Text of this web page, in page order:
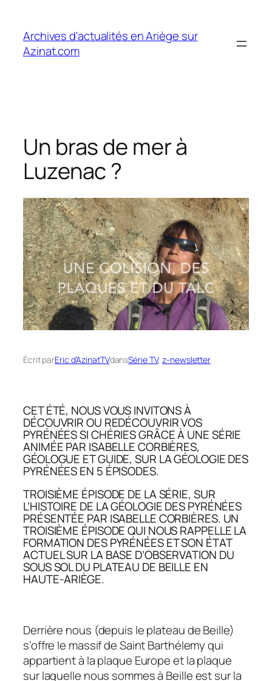
contenu
Archives d'actualités en Ariège sur
Azinat.com
Un bras de mer à
Luzenac ?
Écrit parEric d’AzinatTVdansSérie TV, z-newsletter
CET ÉTÉ, NOUS VOUS INVITONS À
DÉCOUVRIR OU REDÉCOUVRIR VOS
PYRÉNÉES SI CHÉRIES GRÂCE À UNE SÉRIE
ANIMÉE PAR ISABELLE CORBIÈRES,
GÉOLOGUE ET GUIDE, SUR LA GÉOLOGIE DES
PYRÉNÉES EN 5 ÉPISODES.
TROISIÈME ÉPISODE DE LA SÉRIE, SUR
L’HISTOIRE DE LA GÉOLOGIE DES PYRÉNÉES
PRÉSENTÉE PAR ISABELLE CORBIÈRES. UN
TROISIÈME ÉPISODE QUI NOUS RAPPELLE LA
FORMATION DES PYRÉNÉES ET SON ÉTAT
ACTUEL SUR LA BASE D’OBSERVATION DU
SOUS SOL DU PLATEAU DE BEILLE EN
HAUTE-ARIÈGE.
Derrière nous (depuis le plateau de Beille)
s’offre le massif de Saint Barthélemy qui
appartient à la plaque Europe et la plaque
sur laquelle nous sommes à Beille est sur la